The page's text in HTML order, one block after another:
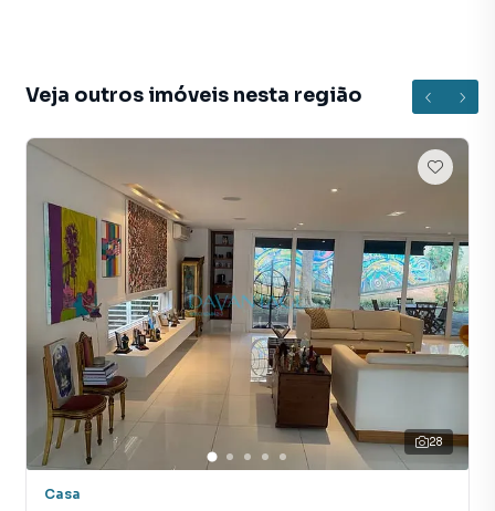
Veja outros imóveis nesta região
28
Casa